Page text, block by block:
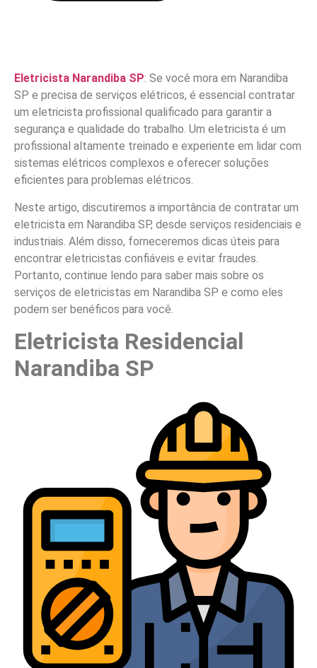
Eletricista Narandiba SP: Se você mora em Narandiba
SP e precisa de serviços elétricos, é essencial contratar
um eletricista profissional qualificado para garantir a
segurança e qualidade do trabalho. Um eletricista é um
profissional altamente treinado e experiente em lidar com
sistemas elétricos complexos e oferecer soluções
eficientes para problemas elétricos.
Neste artigo, discutiremos a importância de contratar um
eletricista em Narandiba SP, desde serviços residenciais e
industriais. Além disso, forneceremos dicas úteis para
encontrar eletricistas confiáveis e evitar fraudes.
Portanto, continue lendo para saber mais sobre os
serviços de eletricistas em Narandiba SP e como eles
podem ser benéficos para você.
Eletricista Residencial
Narandiba SP